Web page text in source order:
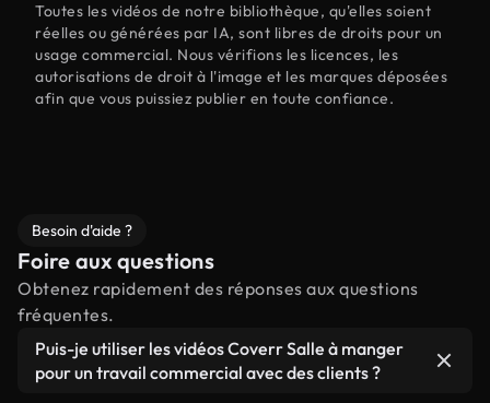
Toutes les vidéos de notre bibliothèque, qu'elles soient
réelles ou générées par IA, sont libres de droits pour un
usage commercial. Nous vérifions les licences, les
autorisations de droit à l'image et les marques déposées
afin que vous puissiez publier en toute confiance.
Besoin d'aide ?
Foire aux questions
Obtenez rapidement des réponses aux questions
fréquentes.
Puis-je utiliser les vidéos Coverr Salle à manger
pour un travail commercial avec des clients ?